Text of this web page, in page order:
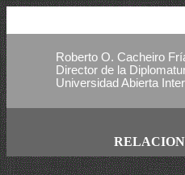
Roberto O. Cacheiro
Director de la Diplomatura
Universidad Abierta